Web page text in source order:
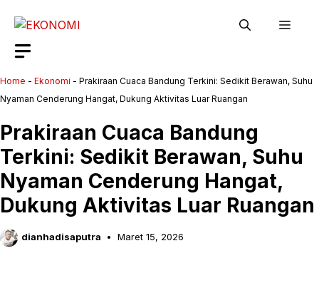
Home - Ekonomi - Prakiraan Cuaca Bandung Terkini: Sedikit Berawan, Suhu
Nyaman Cenderung Hangat, Dukung Aktivitas Luar Ruangan
Prakiraan Cuaca Bandung
Terkini: Sedikit Berawan, Suhu
Nyaman Cenderung Hangat,
Dukung Aktivitas Luar Ruangan
dianhadisaputra Maret 15, 2026